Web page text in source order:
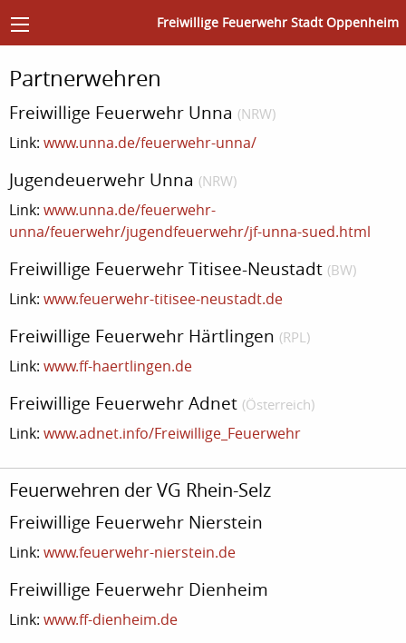
Freiwillige Feuerwehr Stadt Oppenheim
Partnerwehren
Freiwillige Feuerwehr Unna (NRW)
Link: www.unna.de/feuerwehr-unna/
Jugendeuerwehr Unna (NRW)
Link: www.unna.de/feuerwehr-
unna/feuerwehr/jugendfeuerwehr/jf-unna-sued.html
Freiwillige Feuerwehr Titisee-Neustadt (BW)
Link: www.feuerwehr-titisee-neustadt.de
Freiwillige Feuerwehr Härtlingen (RPL)
Link: www.ff-haertlingen.de
Freiwillige Feuerwehr Adnet (Österreich)
Link: www.adnet.info/Freiwillige_Feuerwehr
Feuerwehren der VG Rhein-Selz
Freiwillige Feuerwehr Nierstein
Link: www.feuerwehr-nierstein.de
Freiwillige Feuerwehr Dienheim
Link: www.ff-dienheim.de